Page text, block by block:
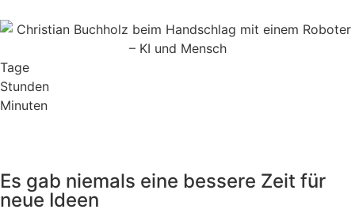
Tage
Stunden
Minuten
Es gab niemals eine bessere Zeit für
neue Ideen